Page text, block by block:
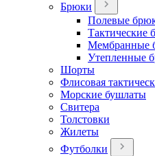
Брюки
Полевые
Тактические
Мембранные
Утепленные
Шорты
Флисовая
Морские бушлаты
Свитера
Толстовки
Жилеты
Футболки